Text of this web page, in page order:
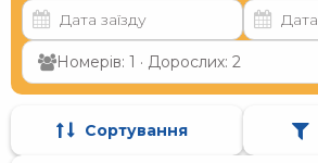
Номерів: 1 · Дорослих: 2
Сортування